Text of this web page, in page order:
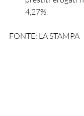
4,27%.
FONTE: LA STAMPA